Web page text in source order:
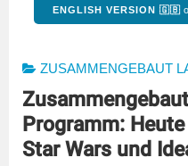
ENGLISH VERSION 🇬🇧
ZUSAMMENGEBAUT
Programm:
Star Wars und